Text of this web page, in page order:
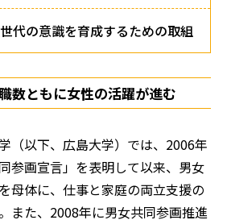
代の意識を育成するための取組
数ともに女性の活躍が進む
（以下、広島大学）では、2006年
参画宣言」を表明して以来、男女
母体に、仕事と家庭の両立支援の
また、2008年に男女共同参画推進